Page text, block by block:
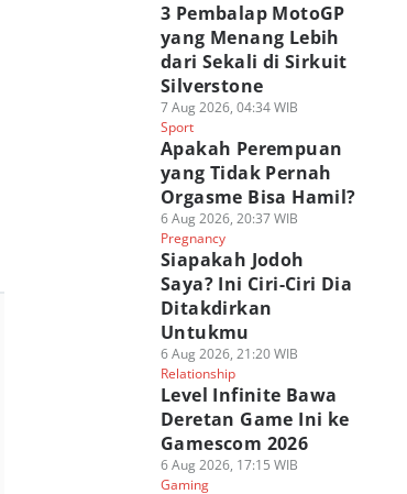
3 Pembalap MotoGP
yang Menang Lebih
dari Sekali di Sirkuit
Silverstone
7 Aug 2026, 04:34 WIB
Sport
Apakah Perempuan
yang Tidak Pernah
Orgasme Bisa Hamil?
6 Aug 2026, 20:37 WIB
Pregnancy
Siapakah Jodoh
Saya? Ini Ciri-Ciri Dia
Ditakdirkan
Untukmu
6 Aug 2026, 21:20 WIB
Relationship
Level Infinite Bawa
Deretan Game Ini ke
Gamescom 2026
6 Aug 2026, 17:15 WIB
Gaming